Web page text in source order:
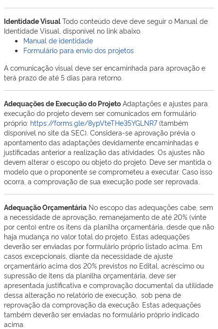
Identidade Visual Todo conteúdo deve deve seguir o Manual de
Identidade Visual, disponível no link abaixo.
Manual de identidade
Formulário para envio dos projetos
A comunicação visual deve ser encaminhada para aprovação e
terá prazo de até 5 dias para retorno.
Adequações de Execução do Projeto Adaptações e ajustes para
execução do projeto devem ser comunicados em formulário
próprio: https://forms.gle/8ypVteTHe35YGLNR7(também
disponível no site da SEC). Considera-se aprovação prévia o
apontamento das adaptações devidamente encaminhadas e
justificadas anterior a realização das atividades. Os ajustes não
devem alterar o escopo ou objeto do projeto. Deve ser mantida o
modelo que o proponente se comprometeu a executar. Caso isso
ocorra, a comprovação de sua execução pode ser reprovada.
Adequação Orçamentária No escopo das adequações cabe, sem
a necessidade de aprovação, remanejamento de até 20% (vinte
por cento) entre os itens da planilha orçamentária, desde que não
haja mudança no valor total do projeto. Estas adequações
deverão ser enviadas por formulário próprio listado acima. Em
casos excepcionais, diante da necessidade de ajuste
orçamentário acima dos 20% previstos no Edital, acréscimo ou
supressão de itens da planilha orçamentária, deve ser
apresentada justificativa e comprovação documental da utilidade
dessa alteração no relatório de execução, sob pena de
reprovação da comprovação da execução. Estas adequações
também deverão ser enviadas no formulário próprio indicado
acima.